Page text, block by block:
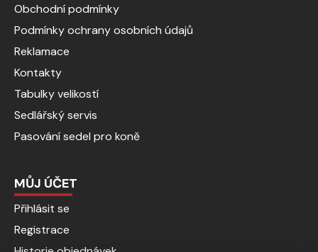
Obchodní podmínky
Podmínky ochrany osobních údajů
Reklamace
Kontakty
Tabulky velikostí
Sedlářský servis
Pasování sedel pro koně
MŮJ ÚČET
Přihlásit se
Registrace